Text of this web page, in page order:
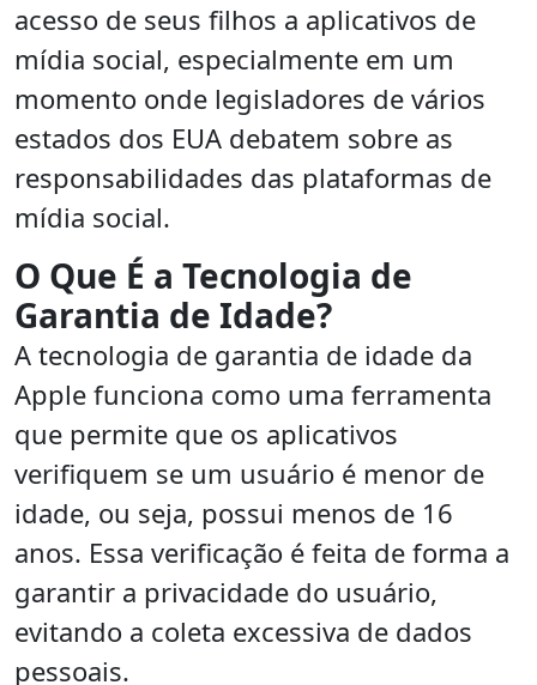
acesso de seus filhos a aplicativos de
mídia social, especialmente em um
momento onde legisladores de vários
estados dos EUA debatem sobre as
responsabilidades das plataformas de
mídia social.
O Que É a Tecnologia de
Garantia de Idade?
A tecnologia de garantia de idade da
Apple funciona como uma ferramenta
que permite que os aplicativos
verifiquem se um usuário é menor de
idade, ou seja, possui menos de 16
anos. Essa verificação é feita de forma a
garantir a privacidade do usuário,
evitando a coleta excessiva de dados
pessoais.